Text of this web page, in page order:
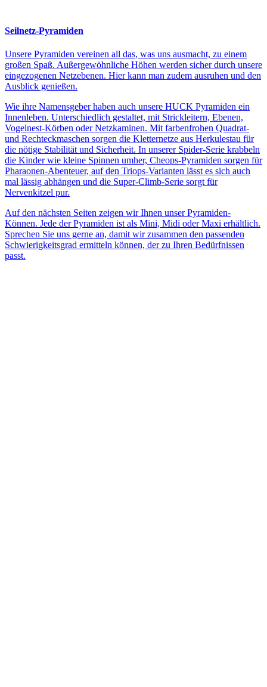
Seilnetz-Pyramiden
Unsere Pyramiden vereinen all das, was uns ausmacht, zu einem
großen Spaß. Außergewöhnliche Höhen werden sicher durch unsere
eingezogenen Netzebenen. Hier kann man zudem ausruhen und den
Ausblick genießen.
Wie ihre Namensgeber haben auch unsere HUCK Pyramiden ein
Innenleben. Unterschiedlich gestaltet, mit Strickleitern, Ebenen,
Vogelnest-Körben oder Netzkaminen. Mit farbenfrohen Quadrat-
und Rechteckmaschen sorgen die Kletternetze aus Herkulestau für
die nötige Stabilität und Sicherheit. In unserer Spider-Serie krabbeln
die Kinder wie kleine Spinnen umher, Cheops-Pyramiden sorgen für
Pharaonen-Abenteuer, auf den Triops-Varianten lässt es sich auch
mal lässig abhängen und die Super-Climb-Serie sorgt für
Nervenkitzel pur.
Auf den nächsten Seiten zeigen wir Ihnen unser Pyramiden-
Können. Jede der Pyramiden ist als Mini, Midi oder Maxi erhältlich.
Sprechen Sie uns gerne an, damit wir zusammen den passenden
Schwierigkeitsgrad ermitteln können, der zu Ihren Bedürfnissen
passt.